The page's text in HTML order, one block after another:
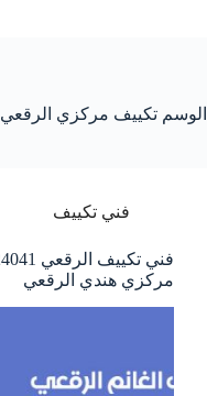
الوسم تكييف مركزي الرقعي
فني تكييف
مركزي هندي الرقعي